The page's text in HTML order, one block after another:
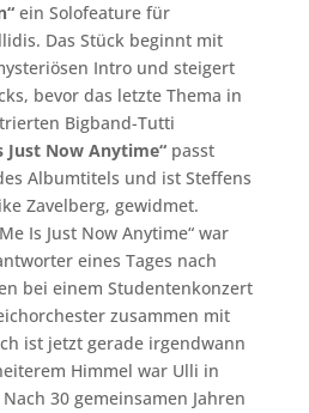
ein Solofeature für
Das Stück beginnt mit
Intro und steigert
bevor das letzte Thema in
Bigband-Tutti
Just Now Anytime“passt
Albumtitels und ist Steffens
Zavelberg, gewidmet.
Is Just Now Anytime“ war
eines Tages nach
bei einem Studentenkonzert
zusammen mit
ist jetzt gerade irgendwann
Himmel war Ulli in
30 gemeinsamen Jahren